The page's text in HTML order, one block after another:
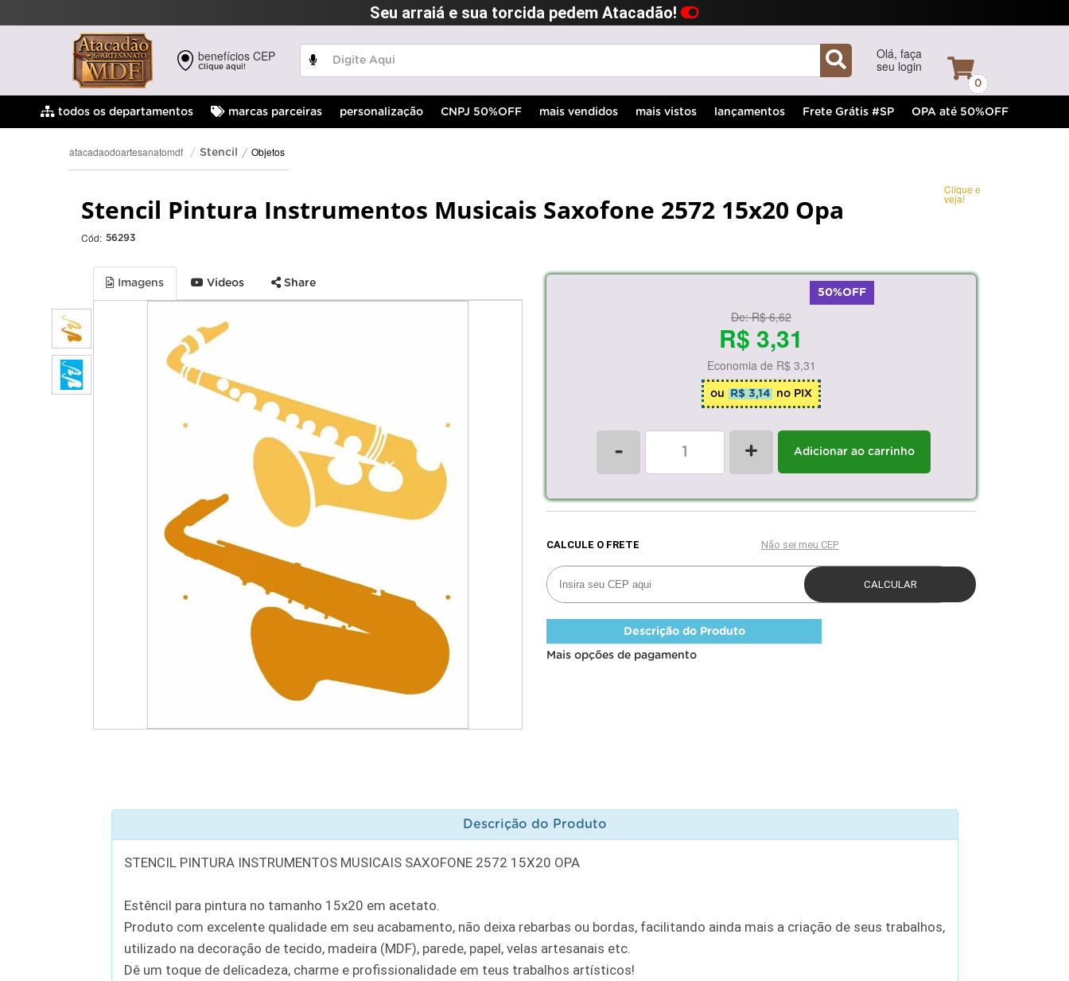
Seu arraiá e sua torcida pedem Atacadão!
benefícios CEP
Clique aqui!
Olá, faça
seu login
0
todos os departamentos marcas parceiras personalização CNPJ 50%OFF mais vendidos mais vistos lançamentos Frete Grátis #SP OPA até 50%OFF
atacadaodoartesanatomdf Stencil Objetos
Stencil Pintura Instrumentos Musicais Saxofone 2572 15x20 Opa
Cód: 56293
Clique e
veja!
Imagens Videos
Share
50%OFF
De:R$ 6,62
R$ 3,31
Economia de R$ 3,31
ou R$ 3,14 no PIX
- + Adicionar ao carrinho
Descrição do Produto
Mais opções de pagamento
Descrição do Produto
STENCIL PINTURA INSTRUMENTOS MUSICAIS SAXOFONE 2572 15X20 OPA
Estêncil para pintura no tamanho 15x20 em acetato.
Produto com excelente qualidade em seu acabamento, não deixa rebarbas ou bordas, facilitando ainda mais a criação de seus trabalhos,
utilizado na decoração de tecido, madeira (MDF), parede, papel, velas artesanais etc.
Dê um toque de delicadeza, charme e profissionalidade em teus trabalhos artísticos!